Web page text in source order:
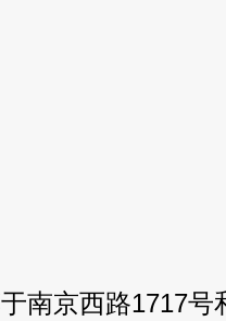
南京西路1717